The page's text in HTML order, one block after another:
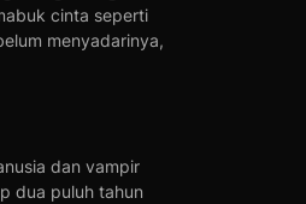
cinta seperti
menyadarinya,
dan vampir
dua puluh tahun